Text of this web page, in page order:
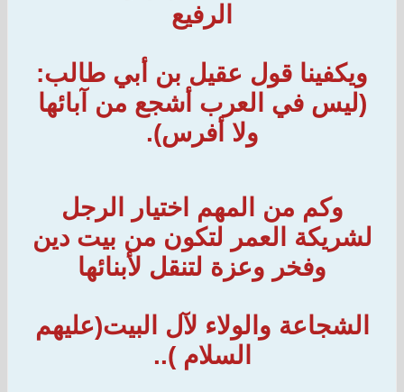
الرفيع
ويكفينا قول عقيل بن أبي طالب:
(ليس في العرب أشجع من آبائها
ولا أفرس).
وكم من المهم اختيار الرجل
لشريكة العمر لتكون من بيت دين
وفخر وعزة لتنقل لأبنائها
الشجاعة والولاء لآل البيت(عليهم
السلام )..